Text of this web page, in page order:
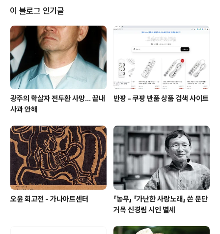
나면 분배한다. 일본책을 한국어로 출판할 때는 일본인 투자자를, 한국책을 일
본어로 낼 때는 한국인 투자자를 모았다. 여러 나라로 기동성 있게 사업무..
이 블로그 인기글
광주의 학살자 전두환 사망... 끝내
사과 안해
반팡 - 쿠팡 반품 상품 검색 사이트
오윤 회고전 - 가나아트센터
「농무」 「가난한 사랑노래」 쓴 문단
거목 신경림 시인 별세